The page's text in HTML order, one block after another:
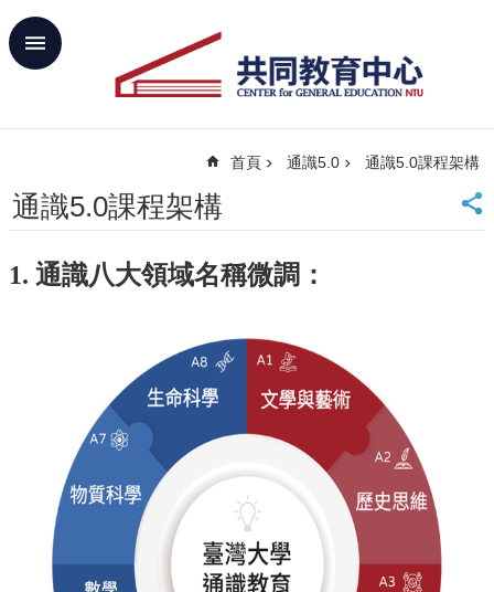
跳到主要內容區塊
進
首
頁
大
English
首頁 通識5.0 通識5.0課程架構
通識5.0課程架構
1. 通識八大領域名稱微調：